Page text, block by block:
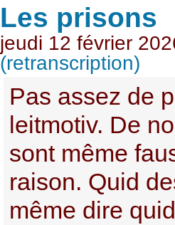
Les prisons
jeudi 12 février
(retranscription)
Pas assez de
leitmotiv. De
sont même
raison. Quid
même dire